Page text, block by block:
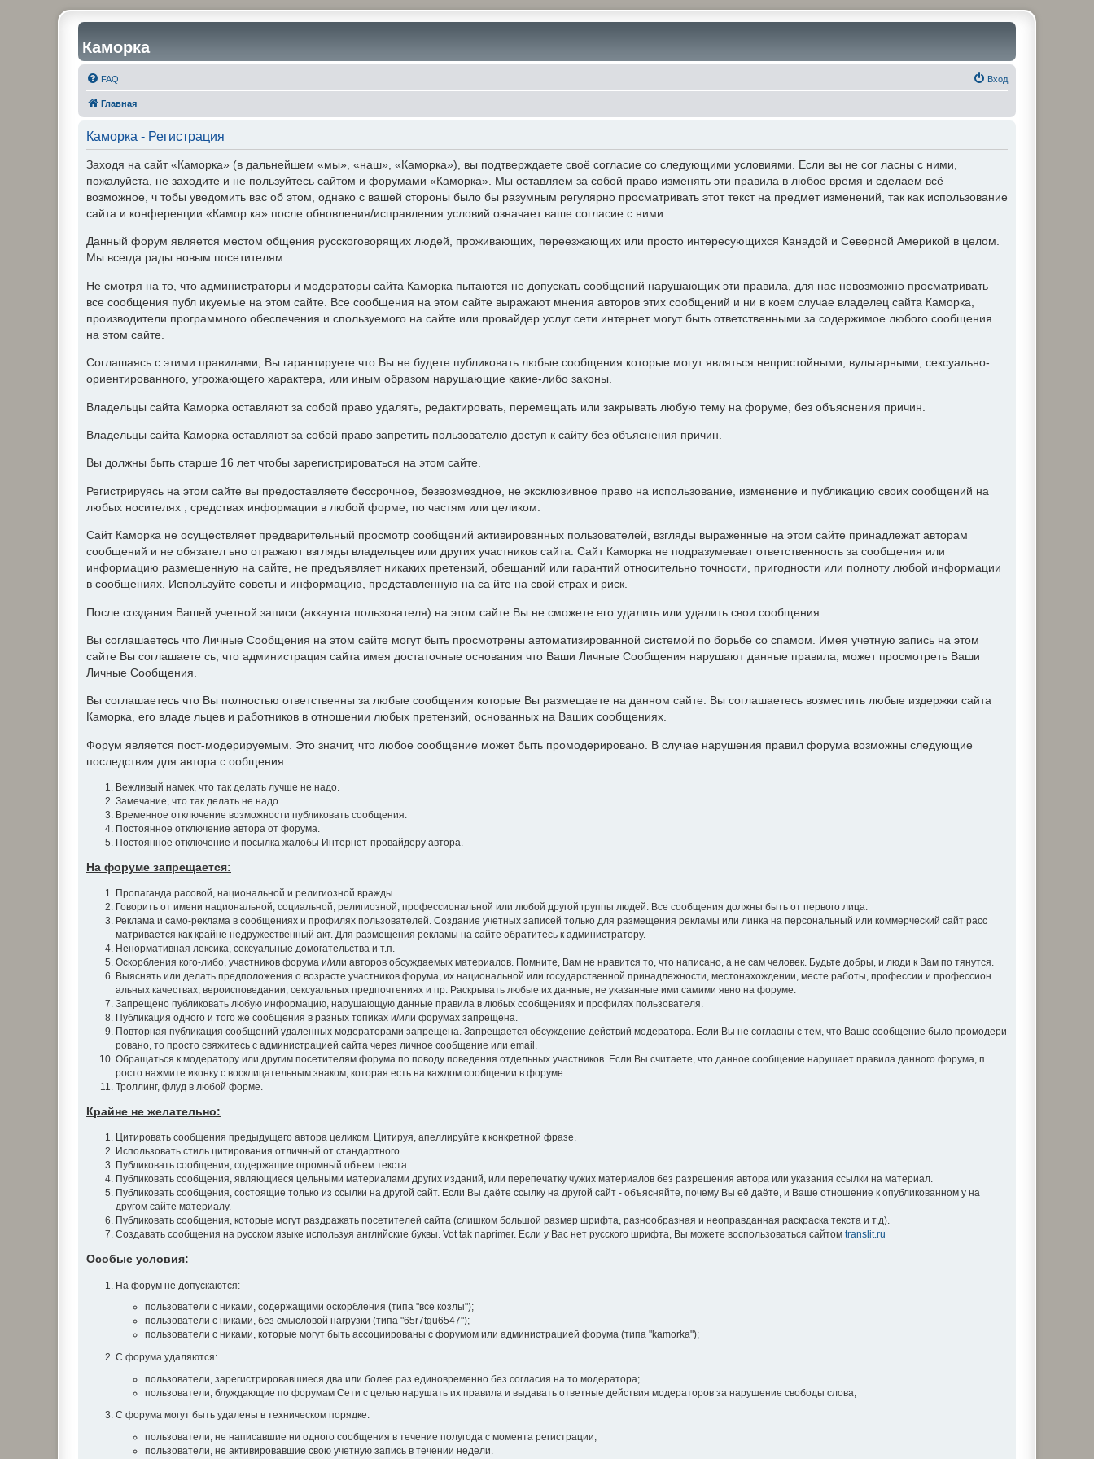
Каморка
FAQ Вход
Главная
Каморка - Регистрация
Заходя на сайт «Каморка» (в дальнейшем «мы», «наш», «Каморка»), вы подтверждаете своё согласие со следующими условиями. Если вы не сог ласны с ними,
пожалуйста, не заходите и не пользуйтесь сайтом и форумами «Каморка». Мы оставляем за собой право изменять эти правила в любое время и сделаем всё
возможное, ч тобы уведомить вас об этом, однако с вашей стороны было бы разумным регулярно просматривать этот текст на предмет изменений, так как использование
сайта и конференции «Камор ка» после обновления/исправления условий означает ваше согласие с ними.
Данный форум является местом общения русскоговорящих людей, проживающих, переезжающих или просто интересующихся Канадой и Северной Америкой в целом.
Мы всегда рады новым посетителям.
Не смотря на то, что администраторы и модераторы сайта Каморка пытаются не допускать сообщений нарушающих эти правила, для нас невозможно просматривать
все сообщения публ икуемые на этом сайте. Все сообщения на этом сайте выражают мнения авторов этих сообщений и ни в коем случае владелец сайта Каморка,
производители программного обеспечения и спользуемого на сайте или провайдер услуг сети интернет могут быть ответственными за содержимое любого сообщения
на этом сайте.
Соглашаясь с этими правилами, Вы гарантируете что Вы не будете публиковать любые сообщения которые могут являться непристойными, вульгарными, сексуально-
ориентированного, угрожающего характера, или иным образом нарушающие какие-либо законы.
Владельцы сайта Каморка оставляют за собой право удалять, редактировать, перемещать или закрывать любую тему на форуме, без объяснения причин.
Владельцы сайта Каморка оставляют за собой право запретить пользователю доступ к сайту без объяснения причин.
Вы должны быть старше 16 лет чтобы зарегистрироваться на этом сайте.
Регистрируясь на этом сайте вы предоставляете бессрочное, безвозмездное, не эксклюзивное право на использование, изменение и публикацию своих сообщений на
любых носителях , средствах информации в любой форме, по частям или целиком.
Сайт Каморка не осуществляет предварительный просмотр сообщений активированных пользователей, взгляды выраженные на этом сайте принадлежат авторам
сообщений и не обязател ьно отражают взгляды владельцев или других участников сайта. Сайт Каморка не подразумевает ответственность за сообщения или
информацию размещенную на сайте, не предъявляет никаких претензий, обещаний или гарантий относительно точности, пригодности или полноту любой информации
в сообщениях. Используйте советы и информацию, представленную на са йте на свой страх и риск.
После создания Вашей учетной записи (аккаунта пользователя) на этом сайте Вы не сможете его удалить или удалить свои сообщения.
Вы соглашаетесь что Личные Сообщения на этом сайте могут быть просмотрены автоматизированной системой по борьбе со спамом. Имея учетную запись на этом
сайте Вы соглашаете сь, что администрация сайта имея достаточные основания что Ваши Личные Сообщения нарушают данные правила, может просмотреть Ваши
Личные Сообщения.
Вы соглашаетесь что Вы полностью ответственны за любые сообщения которые Вы размещаете на данном сайте. Вы соглашаетесь возместить любые издержки сайта
Каморка, его владе льцев и работников в отношении любых претензий, основанных на Ваших сообщениях.
Форум является пост-модерируемым. Это значит, что любое сообщение может быть промодерировано. В случае нарушения правил форума возможны следующие
последствия для автора с ообщения:
Вежливый намек, что так делать лучше не надо.
Замечание, что так делать не надо.
Временное отключение возможности публиковать сообщения.
Постоянное отключение автора от форума.
Постоянное отключение и посылка жалобы Интернет-провайдеру автора.
На форуме запрещается:
Пропаганда расовой, национальной и религиозной вражды.
Говорить от имени национальной, социальной, религиозной, профессиональной или любой другой группы людей. Все сообщения должны быть от первого лица.
Реклама и само-реклама в сообщениях и профилях пользователей. Создание учетных записей только для размещения рекламы или линка на персональный или коммерческий сайт расс
матривается как крайне недружественный акт. Для размещения рекламы на сайте обратитесь к администратору.
Ненормативная лексика, сексуальные домогательства и т.п.
Оскорбления кого-либо, участников форума и/или авторов обсуждаемых материалов. Помните, Вам не нравится то, что написано, а не сам человек. Будьте добры, и люди к Вам по тянутся.
Выяснять или делать предположения о возрасте участников форума, их национальной или государственной принадлежности, местонахождении, месте работы, профессии и профессион
альных качествах, вероисповедании, сексуальных предпочтениях и пр. Раскрывать любые их данные, не указанные ими самими явно на форуме.
Запрещено публиковать любую информацию, нарушающую данные правила в любых сообщениях и профилях пользователя.
Публикация одного и того же сообщения в разных топиках и/или форумах запрещена.
Повторная публикация сообщений удаленных модераторами запрещена. Запрещается обсуждение действий модератора. Если Вы не согласны с тем, что Ваше сообщение было промодери
ровано, то просто свяжитесь с администрацией сайта через личное сообщение или email.
Обращаться к модератору или другим посетителям форума по поводу поведения отдельных участников. Если Вы считаете, что данное сообщение нарушает правила данного форума, п
росто нажмите иконку с восклицательным знаком, которая есть на каждом сообщении в форуме.
Троллинг, флуд в любой форме.
Крайне не желательно:
Цитировать сообщения предыдущего автора целиком. Цитируя, апеллируйте к конкретной фразе.
Использовать стиль цитирования отличный от стандартного.
Публиковать сообщения, содержащие огромный объем текста.
Публиковать сообщения, являющиеся цельными материалами других изданий, или перепечатку чужих материалов без разрешения автора или указания ссылки на материал.
Публиковать сообщения, состоящие только из ссылки на другой сайт. Если Вы даёте ссылку на другой сайт - объясняйте, почему Вы её даёте, и Ваше отношение к опубликованном у на
другом сайте материалу.
Публиковать сообщения, которые могут раздражать посетителей сайта (слишком большой размер шрифта, разнообразная и неоправданная раскраска текста и т.д).
Создавать сообщения на русском языке используя английские буквы. Vot tak naprimer. Если у Вас нет русского шрифта, Вы можете воспользоваться сайтом translit.ru
Особые условия:
На форум не допускаются:
пользователи с никами, содержащими оскорбления (типа "все козлы");
пользователи с никами, без смысловой нагрузки (типа "65r7tgu6547");
пользователи с никами, которые могут быть ассоциированы с форумом или администрацией форума (типа "kamorka");
С форума удаляются:
пользователи, зарегистрировавшиеся два или более раз единовременно без согласия на то модератора;
пользователи, блуждающие по форумам Сети с целью нарушать их правила и выдавать ответные действия модераторов за нарушение свободы слова;
С форума могут быть удалены в техническом порядке:
пользователи, не написавшие ни одного сообщения в течение полугода с момента регистрации;
пользователи, не активировавшие свою учетную запись в течении недели.